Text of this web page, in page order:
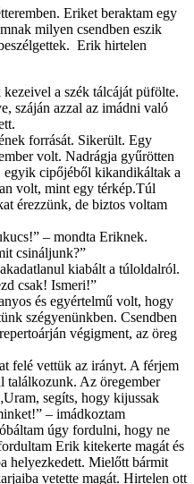
Eriket beraktam egy
milyen csendben eszik
Erik hirtelen
a szék tálcáját püfölte.
száján azzal az imádni való
forrását. Sikerült. Egy
volt. Nadrágja gyűrötten
egyik cipőjéből kikandikáltak a
volt, mint egy térkép.Túl
érezzünk, de biztos voltam
– mondta Eriknek.
csináljunk?”
kiabált a túloldalról.
csak! Ismeri!”
és egyértelmű volt, hogy
szégyenünkben. Csendben
végigment, az öreg
felé vettük az irányt. A férjem
találkozunk. Az öregember
segíts, hogy kijussak
– imádkoztam
úgy fordulni, hogy ne
Erik kitekerte magát és
helyezkedett. Mielőtt bármit
vetette magát. Hirtelen ott